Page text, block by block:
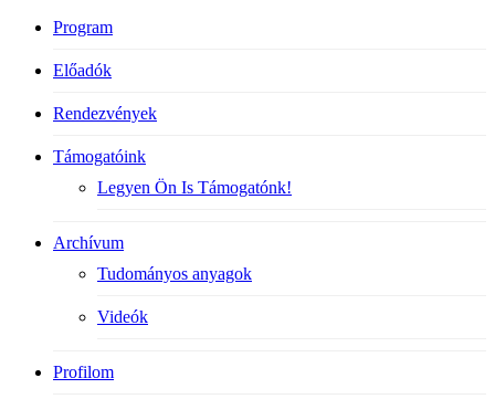
Program
Előadók
Rendezvények
Támogatóink
Legyen Ön Is Támogatónk!
Archívum
Tudományos anyagok
Videók
Profilom